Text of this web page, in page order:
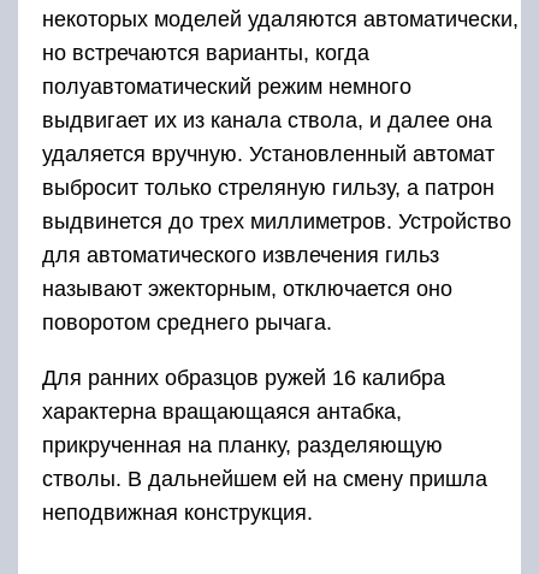
некоторых моделей удаляются автоматически,
но встречаются варианты, когда
полуавтоматический режим немного
выдвигает их из канала ствола, и далее она
удаляется вручную. Установленный автомат
выбросит только стреляную гильзу, а патрон
выдвинется до трех миллиметров. Устройство
для автоматического извлечения гильз
называют эжекторным, отключается оно
поворотом среднего рычага.
Для ранних образцов ружей 16 калибра
характерна вращающаяся антабка,
прикрученная на планку, разделяющую
стволы. В дальнейшем ей на смену пришла
неподвижная конструкция.